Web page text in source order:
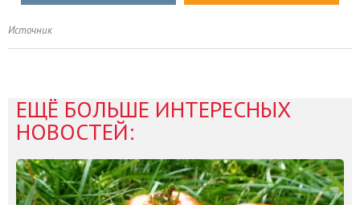
Источник
ЕЩЁ БОЛЬШЕ ИНТЕРЕСНЫХ
НОВОСТЕЙ: